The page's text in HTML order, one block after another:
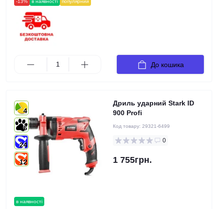
-13% в наявності популярний
До кошика
в наявності
4
6
24
12
Дриль ударний Stark ID
900 Profi
Код товару: 29321-6499
0
1 755грн.